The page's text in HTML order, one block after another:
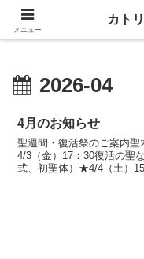
カト
2026-04
4月のお知らせ
聖週間・復活祭のご案
4/3（金）17：30復活の
式、初聖体）★4/4（土）
メニュー
カト